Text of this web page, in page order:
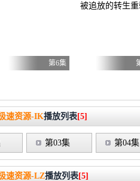
第6集
被追放的转生
速资源-IK播放列表[5]
第03集 第04集
速资源-LZ播放列表[5]